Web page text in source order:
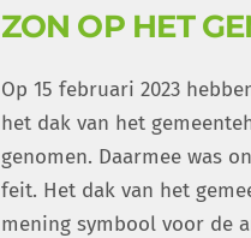
ZON OP HET
Op 15 februari 2023
het dak van het
genomen. Daarmee was
feit. Het dak van het
mening symbool voor de